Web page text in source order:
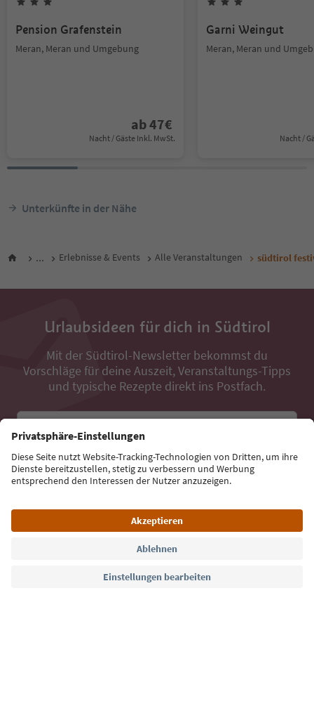
Pension Grafenstein
Meran, Meran und Umgebung
ab47€
Nacht / Gäste Inkl. MwSt.
Garni Weingut
Meran, Meran und
Nacht /
Unterkünfte in der Nähe
... Erlebnisse & Events Alle Veranstaltungen südtirol
Urlaubsideen für dich in Südtirol
Mit der Südtirol-Newsletter bekommst du
Vorschläge für deine Auszeit, Veranstaltungs-Tipps
und typische Rezepte direkt ins Postfach.
Jetzt anmelden